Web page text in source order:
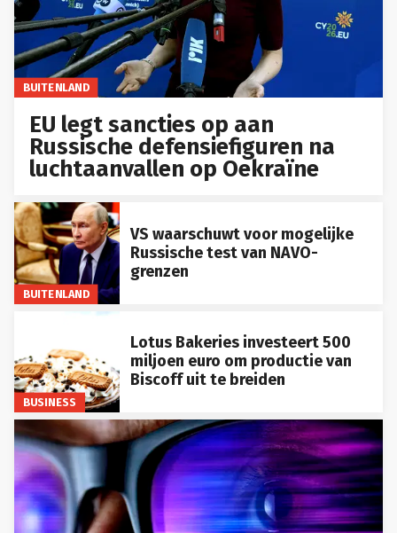
BUITENLAND
EU legt sancties op aan
Russische defensiefiguren na
luchtaanvallen op Oekraïne
BUITENLAND
VS waarschuwt voor mogelijke
Russische test van NAVO-
grenzen
BUSINESS
Lotus Bakeries investeert 500
miljoen euro om productie van
Biscoff uit te breiden